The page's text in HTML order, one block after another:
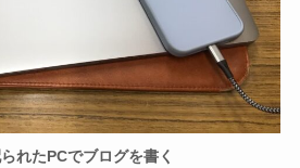
れたPCでブログを書く